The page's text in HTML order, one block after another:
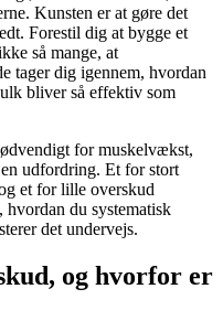
Kunsten er at gøre det
Forestil dig at bygge et
så mange, at
tager dig igennem, hvordan
bliver så effektiv som
for muskelvækst,
udfordring. Et for stort
et for lille overskud
du systematisk
det undervejs.
og hvorfor er